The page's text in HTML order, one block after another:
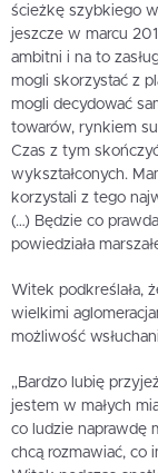
ścieżkę szybkiego
jeszcze w marcu
ambitni i na to
mogli skorzystać z
mogli decydować
towarów, rynkiem
Czas z tym
wykształconych.
korzystali z tego
(…) Będzie co
powiedziała
Witek podkreślała,
wielkimi
możliwość
„Bardzo lubię
jestem w małych
co ludzie naprawdę
chcą rozmawiać, co